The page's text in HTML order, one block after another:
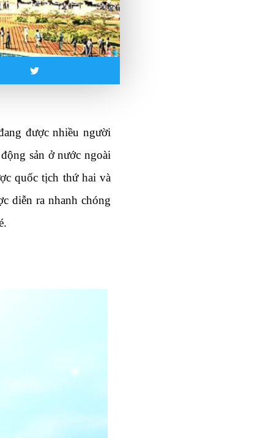
được nhiều người
sản ở nước ngoài
quốc tịch thứ hai và
diễn ra nhanh chóng